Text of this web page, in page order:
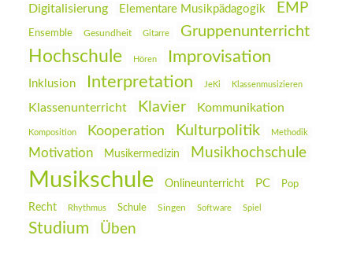
Digitalisierung Elementare Musikpädagogik EMP
Ensemble Gesundheit Gitarre Gruppenunterricht
Hochschule Hören Improvisation
Inklusion Interpretation JeKi Klassenmusizieren
Klassenunterricht Klavier Kommunikation
Komposition Kooperation Kulturpolitik Methodik
Motivation Musikermedizin Musikhochschule
Musikschule Onlineunterricht PC Pop
Recht Rhythmus Schule Singen Software Spiel
Studium Üben